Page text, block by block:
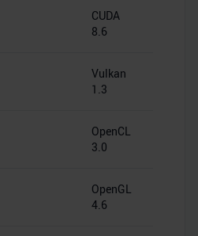
CUDA
8.6
Vulkan
1.3
OpenCL
3.0
OpenGL
4.6